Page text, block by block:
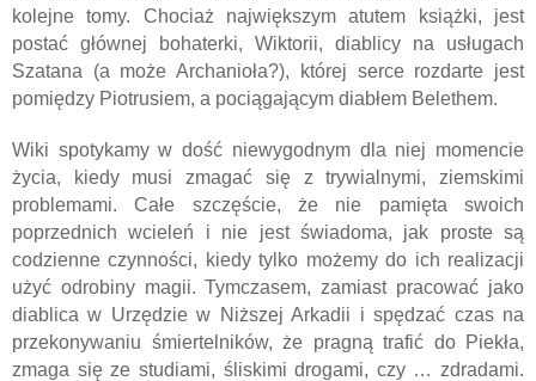
kolejne tomy. Chociaż największym atutem książki, jest
postać głównej bohaterki, Wiktorii, diablicy na usługach
Szatana (a może Archanioła?), której serce rozdarte jest
pomiędzy Piotrusiem, a pociągającym diabłem Belethem.
Wiki spotykamy w dość niewygodnym dla niej momencie
życia, kiedy musi zmagać się z trywialnymi, ziemskimi
problemami. Całe szczęście, że nie pamięta swoich
poprzednich wcieleń i nie jest świadoma, jak proste są
codzienne czynności, kiedy tylko możemy do ich realizacji
użyć odrobiny magii. Tymczasem, zamiast pracować jako
diablica w Urzędzie w Niższej Arkadii i spędzać czas na
przekonywaniu śmiertelników, że pragną trafić do Piekła,
zmaga się ze studiami, śliskimi drogami, czy … zdradami.